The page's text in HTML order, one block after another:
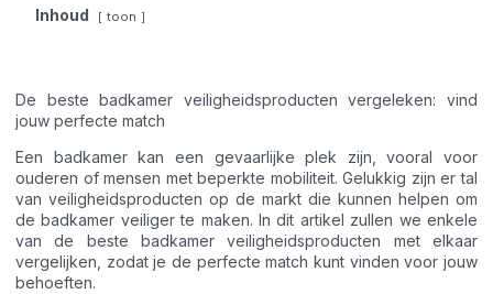
Inhoud toon
De beste badkamer veiligheidsproducten vergeleken: vind
jouw perfecte match
Een badkamer kan een gevaarlijke plek zijn, vooral voor
ouderen of mensen met beperkte mobiliteit. Gelukkig zijn er tal
van veiligheidsproducten op de markt die kunnen helpen om
de badkamer veiliger te maken. In dit artikel zullen we enkele
van de beste badkamer veiligheidsproducten met elkaar
vergelijken, zodat je de perfecte match kunt vinden voor jouw
behoeften.